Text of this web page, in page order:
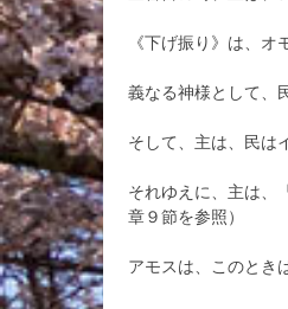
《下げ振り》は、
義なる神様として、
そして、主は、民は
それゆえに、主は、
章９節を参照）
アモスは、このとき